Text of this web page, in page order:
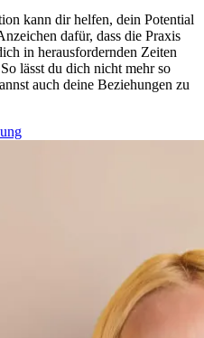
kann dir helfen, dein Potential
dafür, dass die Praxis
in herausfordernden Zeiten
lässt du dich nicht mehr so
auch deine Beziehungen zu